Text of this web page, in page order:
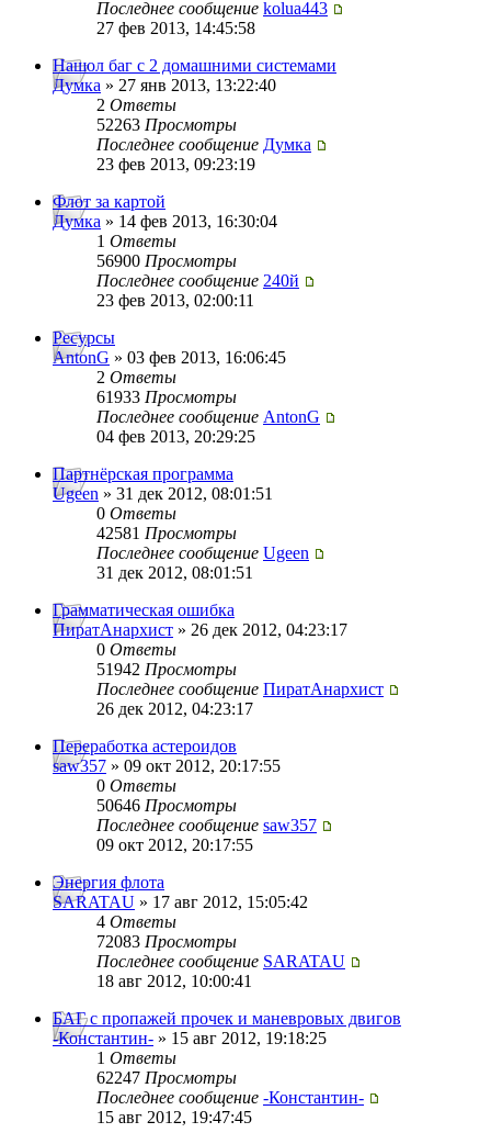
Последнее сообщение kolua443
27 фев 2013, 14:45:58
Нашол баг с 2 домашними системами
Думка » 27 янв 2013, 13:22:40
2 Ответы
52263 Просмотры
Последнее сообщение Думка
23 фев 2013, 09:23:19
Флот за картой
Думка » 14 фев 2013, 16:30:04
1 Ответы
56900 Просмотры
Последнее сообщение 240й
23 фев 2013, 02:00:11
Ресурсы
AntonG » 03 фев 2013, 16:06:45
2 Ответы
61933 Просмотры
Последнее сообщение AntonG
04 фев 2013, 20:29:25
Партнёрская программа
Ugeen » 31 дек 2012, 08:01:51
0 Ответы
42581 Просмотры
Последнее сообщение Ugeen
31 дек 2012, 08:01:51
Грамматическая ошибка
ПиратАнархист » 26 дек 2012, 04:23:17
0 Ответы
51942 Просмотры
Последнее сообщение ПиратАнархист
26 дек 2012, 04:23:17
Переработка астероидов
saw357 » 09 окт 2012, 20:17:55
0 Ответы
50646 Просмотры
Последнее сообщение saw357
09 окт 2012, 20:17:55
Энергия флота
SARATAU » 17 авг 2012, 15:05:42
4 Ответы
72083 Просмотры
Последнее сообщение SARATAU
18 авг 2012, 10:00:41
БАГ с пропажей прочек и маневровых двигов
-Константин- » 15 авг 2012, 19:18:25
1 Ответы
62247 Просмотры
Последнее сообщение -Константин-
15 авг 2012, 19:47:45